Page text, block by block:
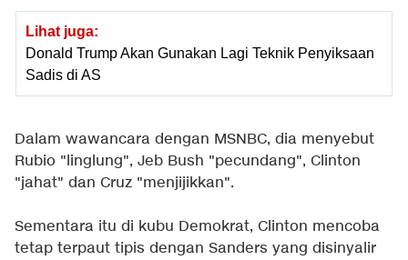
Lihat juga:
Donald Trump Akan Gunakan Lagi Teknik Penyiksaan
Sadis di AS
Dalam wawancara dengan MSNBC, dia menyebut
Rubio "linglung", Jeb Bush "pecundang", Clinton
"jahat" dan Cruz "menjijikkan".
Sementara itu di kubu Demokrat, Clinton mencoba
tetap terpaut tipis dengan Sanders yang disinyalir